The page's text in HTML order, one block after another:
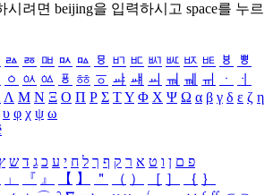
시려면 beijing을 입력하시고 space를 누르
ㅬ ㅭ ㅮ ㅯ ㅰ ㅱ ㅲ ㅳ ㅴ ㅵ ㅶ ㅷ ㅸ
ㅹ
ㆁ ㆂ ㆃ ㆄ ㆅ ㆆ ㆇ ㆈ ㆉ ㆊ ㆋ ㆌ ㆍ
ㆎ
Λ Μ Ν Ξ Ο Π Ρ Σ ΤΥ Φ Χ Ψ Ω α β γ δ ε ζ η
υ φ χ ψ ω
פ ם ן ו ט א ר ק ף ך ל ח י ע כ ג ד ש ץ
」 『 』 【 】 ＂ （ ） ［ ］ ｛ ｝